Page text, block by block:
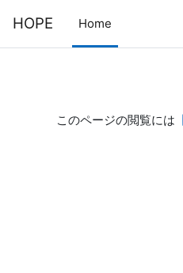
HOPE Home
このページの閲覧には